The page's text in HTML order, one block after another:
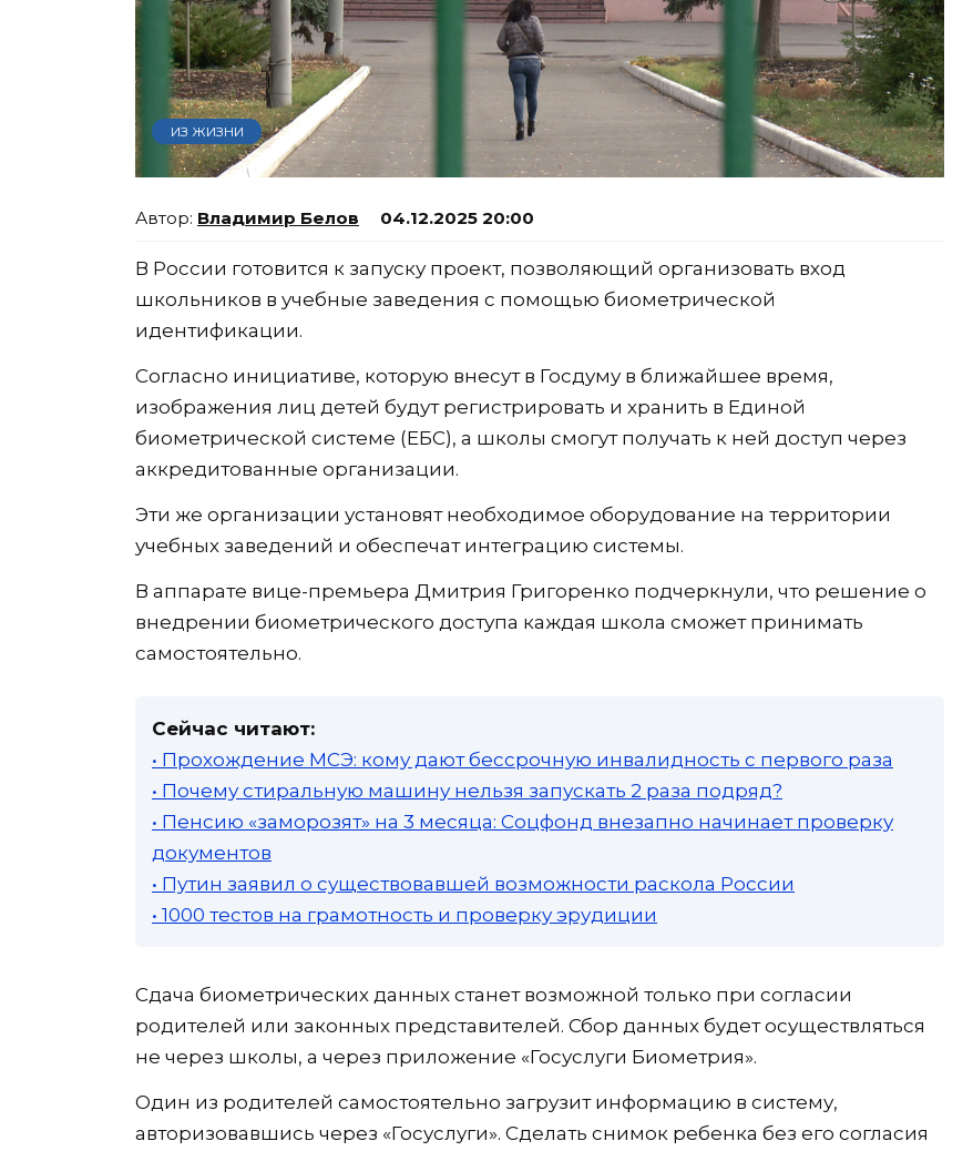
ИЗ ЖИЗНИ
Владимир Белов 04.12.2025 20:00
В России готовится к запуску проект, позволяющий организовать вход
школьников в учебные заведения с помощью биометрической
идентификации.
Согласно инициативе, которую внесут в Госдуму в ближайшее время,
изображения лиц детей будут регистрировать и хранить в Единой
биометрической системе (ЕБС), а школы смогут получать к ней доступ через
аккредитованные организации.
Эти же организации установят необходимое оборудование на территории
учебных заведений и обеспечат интеграцию системы.
В аппарате вице-премьера Дмитрия Григоренко подчеркнули, что решение о
внедрении биометрического доступа каждая школа сможет принимать
самостоятельно.
Сейчас читают:
• Прохождение МСЭ: кому дают бессрочную инвалидность с первого раза
• Почему стиральную машину нельзя запускать 2 раза подряд?
• Пенсию «заморозят» на 3 месяца: Соцфонд внезапно начинает проверку
документов
• Путин заявил о существовавшей возможности раскола России
• 1000 тестов на грамотность и проверку эрудиции
Сдача биометрических данных станет возможной только при согласии
родителей или законных представителей. Сбор данных будет осуществляться
не через школы, а через приложение «Госуслуги Биометрия».
Один из родителей самостоятельно загрузит информацию в систему,
авторизовавшись через «Госуслуги». Сделать снимок ребенка без его согласия